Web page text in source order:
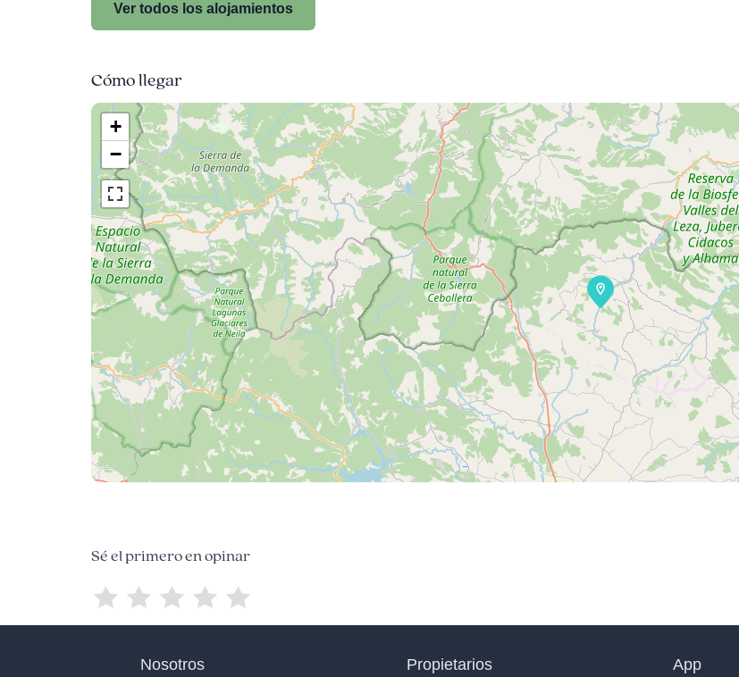
Ver todos los alojamientos
Cómo llegar
+
−
Sé el primero en opinar
Nosotros Propietarios App